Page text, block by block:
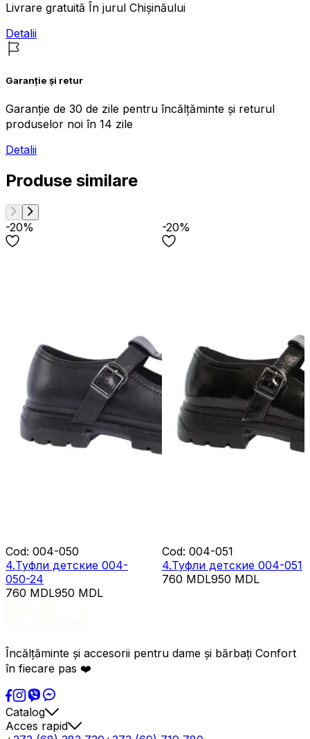
Livrare gratuită În jurul Chișinăului
Detalii
Garanție și retur
Garanție de 30 de zile pentru încălțăminte și returul
produselor noi în 14 zile
Detalii
Produse similare
-20%
Cod: 004-050
4.Туфли детские 004-
050-24
760 MDL950 MDL
-20%
Cod: 004-051
4.Туфли детские 004-051
760 MDL950 MDL
Încălțăminte și accesorii pentru dame și bărbați Confort
în fiecare pas ❤️
Catalog
Acces rapid